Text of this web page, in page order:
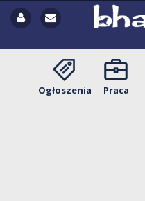
Ogłoszenia Praca